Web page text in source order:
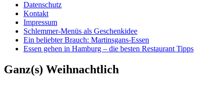
Datenschutz
Kontakt
Impressum
Schlemmer-Menüs als Geschenkidee
Ein beliebter Brauch: Martinsgans-Essen
Essen gehen in Hamburg – die besten Restaurant Tipps
Ganz(s) Weihnachtlich